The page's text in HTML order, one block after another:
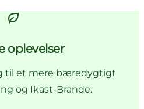
oplevelser
til et mere bæredygtigt
og Ikast-Brande.